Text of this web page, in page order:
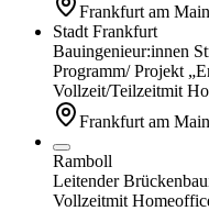
Frankfurt am Main
Stadt Frankfurt
Bauingenieur:innen
Programm/ Projekt
Vollzeit/Teilzeitmit
Frankfurt am Main
Ramboll
Leitender
Vollzeitmit